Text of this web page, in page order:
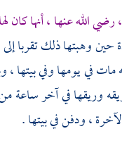
الله عنها ، أنها كان
وهبتها ذلك تقربا
مات في يومها وفي بيتها
وريقها في آخر ساعة
، ودفن في بيتها .